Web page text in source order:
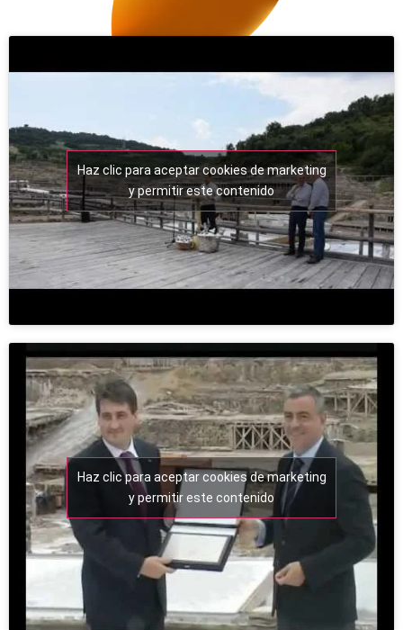
Haz clic para aceptar cookies de marketing
y permitir este contenido
Haz clic para aceptar cookies de marketing
y permitir este contenido